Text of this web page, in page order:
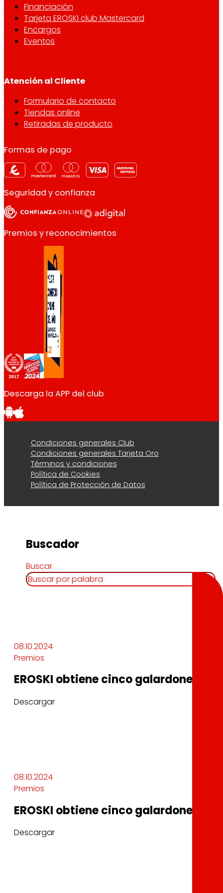
Financiación
Tarjeta EROSKI club Mastercard
Encargos
Eventos
Atención al Cliente
Formulario de contacto
Tiendas online
Retiradas de producto
Formas de pago
Seguridad y confianza
Premios y reconocimientos
Descarga la APP del club
Condiciones generales Club
Condiciones generales Tarjeta Oro
Términos y condiciones
Política de Cookies
Política de Protección de Datos
Buscador
Buscar
08.10.2024
Premios
EROSKI obtiene cinco galardones
Descargar
08.10.2024
Premios
EROSKI obtiene cinco galardones
Descargar